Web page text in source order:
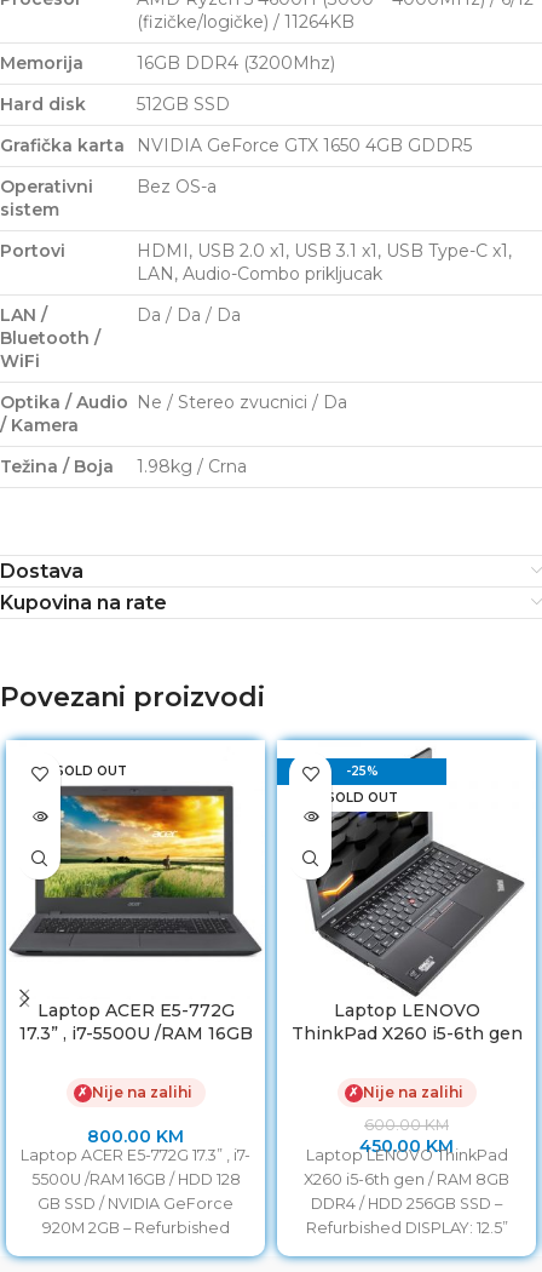
(fizičke/logičke) / 11264KB
Memorija
16GB DDR4 (3200Mhz)
Hard disk
512GB SSD
Grafička karta
NVIDIA GeForce GTX 1650 4GB GDDR5
Operativni
sistem
Bez OS-a
Portovi
HDMI, USB 2.0 x1, USB 3.1 x1, USB Type-C x1,
LAN, Audio-Combo prikljucak
LAN /
Bluetooth /
WiFi
Da / Da / Da
Optika / Audio
/ Kamera
Ne / Stereo zvucnici / Da
Težina / Boja 1.98kg / Crna
Dostava
Kupovina na rate
Povezani proizvodi
SOLD OUT
Laptop ACER E5-772G
17.3” , i7-5500U /RAM 16GB
NVIDIA GeForce 920M
2GB
✗ Nije na zalihi
800.00 KM
Laptop ACER E5-772G 17.3” , i7-
5500U /RAM 16GB / HDD 128
GB SSD / NVIDIA GeForce
920M 2GB – Refurbished
-25%
SOLD OUT
Laptop LENOVO
ThinkPad X260 i5-6th gen
256GB SSD/ Baterija 6h
Refurbished
✗ Nije na zalihi
600.00KM
450.00KM
Laptop LENOVO ThinkPad
X260 i5-6th gen / RAM 8GB
DDR4 / HDD 256GB SSD –
Refurbished DISPLAY: 12.5”
LED HD